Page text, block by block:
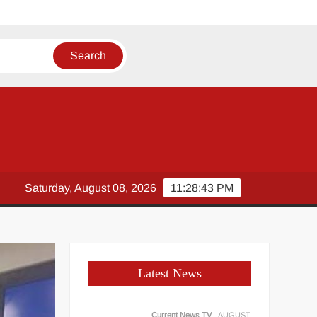
11:28:44 PM
Saturday, August 08, 2026
Latest News
Current News TV
AUGUST